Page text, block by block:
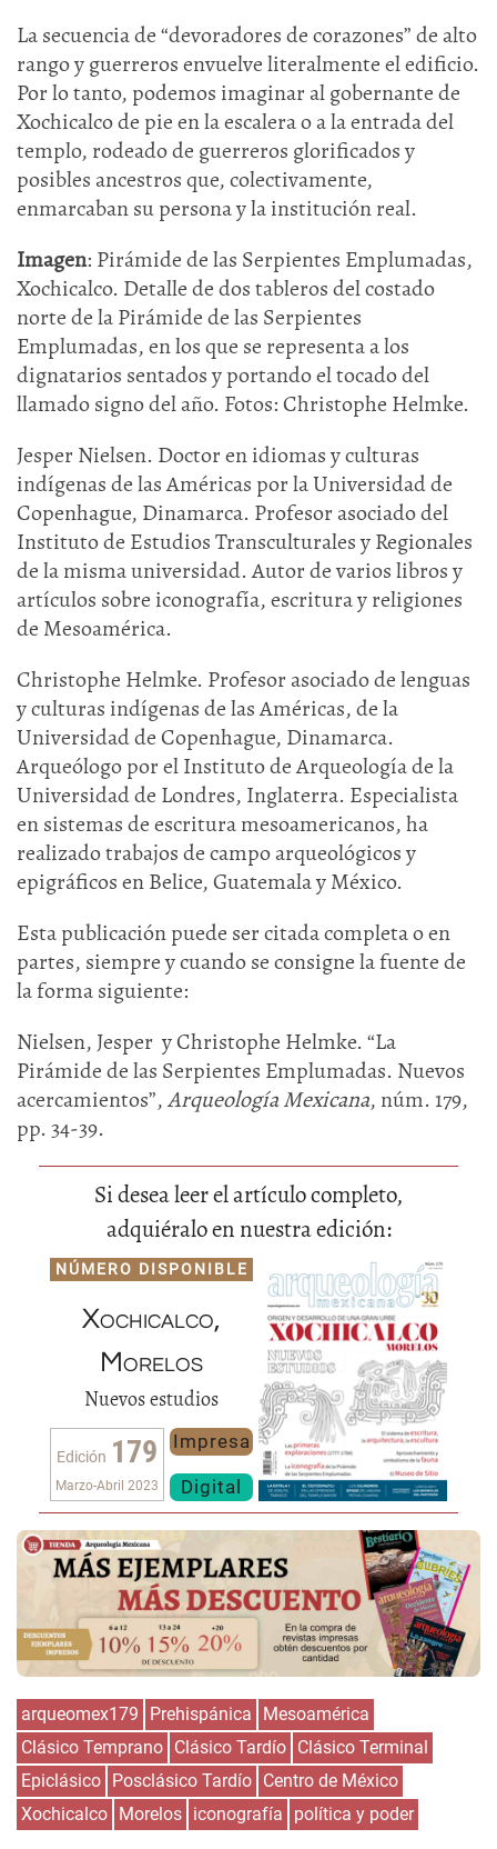
La secuencia de “devoradores de corazones” de alto
rango y guerreros envuelve literalmente el edificio.
Por lo tanto, podemos imaginar al gobernante de
Xochicalco de pie en la escalera o a la entrada del
templo, rodeado de guerreros glorificados y
posibles ancestros que, colectivamente,
enmarcaban su persona y la institución real.
Imagen: Pirámide de las Serpientes Emplumadas,
Xochicalco. Detalle de dos tableros del costado
norte de la Pirámide de las Serpientes
Emplumadas, en los que se representa a los
dignatarios sentados y portando el tocado del
llamado signo del año. Fotos: Christophe Helmke.
Jesper Nielsen. Doctor en idiomas y culturas
indígenas de las Américas por la Universidad de
Copenhague, Dinamarca. Profesor asociado del
Instituto de Estudios Transculturales y Regionales
de la misma universidad. Autor de varios libros y
artículos sobre iconografía, escritura y religiones
de Mesoamérica.
Christophe Helmke. Profesor asociado de lenguas
y culturas indígenas de las Américas, de la
Universidad de Copenhague, Dinamarca.
Arqueólogo por el Instituto de Arqueología de la
Universidad de Londres, Inglaterra. Especialista
en sistemas de escritura mesoamericanos, ha
realizado trabajos de campo arqueológicos y
epigráficos en Belice, Guatemala y México.
Esta publicación puede ser citada completa o en
partes, siempre y cuando se consigne la fuente de
la forma siguiente:
Nielsen, Jesper y Christophe Helmke. “La
Pirámide de las Serpientes Emplumadas. Nuevos
acercamientos”,Arqueología Mexicana, núm. 179,
pp. 34-39.
Si desea leer el artículo completo,
adquiéralo en nuestra edición:
NÚMERO DISPONIBLE
Xochicalco,
Morelos
Nuevos estudios
Edición 179
Marzo-Abril 2023
Impresa
Digital
arqueomex179 Prehispánica
Mesoamérica
Clásico Temprano Clásico Tardío Clásico Terminal
Epiclásico Posclásico Tardío Centro de México
Xochicalco Morelos iconografía política y poder